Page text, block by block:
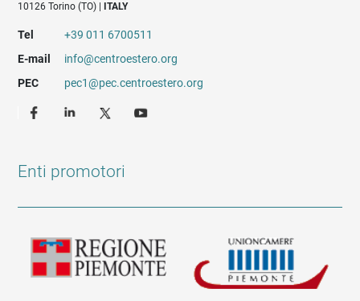
10126 Torino (TO) |
ITALY
Tel
+39 011 6700511
E-mail
info@centroestero.org
PEC
pec1@pec.centroestero.org
Enti promotori